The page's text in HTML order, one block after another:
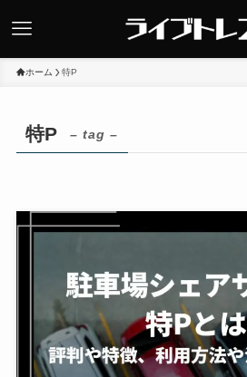
ホーム 特P
特P – tag –